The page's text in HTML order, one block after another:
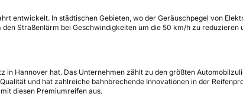
entwickelt. In städtischen Gebieten, wo der Geräuschpegel von
Straßenlärm bei Geschwindigkeiten um die 50 km/h zu
Hannover hat. Das Unternehmen zählt zu den größten
und hat zahlreiche bahnbrechende Innovationen in der
diesen Premiumreifen aus.